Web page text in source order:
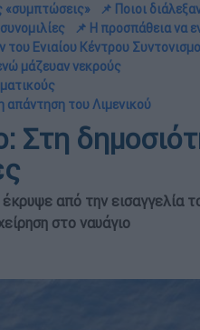
«συμπτώσεις»
📌 Ποιοι
📌 Η προσπάθεια να
Ενιαίου Κέντρου
μάζευαν νεκρούς
απάντηση του Λιμενικού
Στη
έκρυψε από την εισαγγελία
στο ναυάγιο